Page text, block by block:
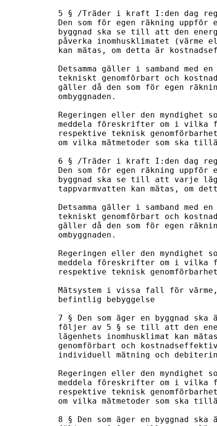
5 § /Träder i kraft I:den dag
Den som för egen räkning
byggnad ska se till att den
påverka inomhusklimatet
kan mätas, om detta är
Detsamma gäller i samband med
tekniskt genomförbart och
gäller då den som för egen
ombyggnaden.
Regeringen eller den myndighet
meddela föreskrifter om i vilka
respektive teknisk
om vilka mätmetoder som ska
6 § /Träder i kraft I:den dag
Den som för egen räkning
byggnad ska se till att varje
tappvarmvatten kan mätas, om
Detsamma gäller i samband med
tekniskt genomförbart och
gäller då den som för egen
ombyggnaden.
Regeringen eller den myndighet
meddela föreskrifter om i vilka
respektive teknisk
Mätsystem i vissa fall för
befintlig bebyggelse
7 § Den som äger en byggnad
följer av 5 § se till att den
lägenhets inomhusklimat kan
genomförbart och
individuell mätning och
Regeringen eller den myndighet
meddela föreskrifter om i vilka
respektive teknisk
om vilka mätmetoder som ska
8 § Den som äger en byggnad